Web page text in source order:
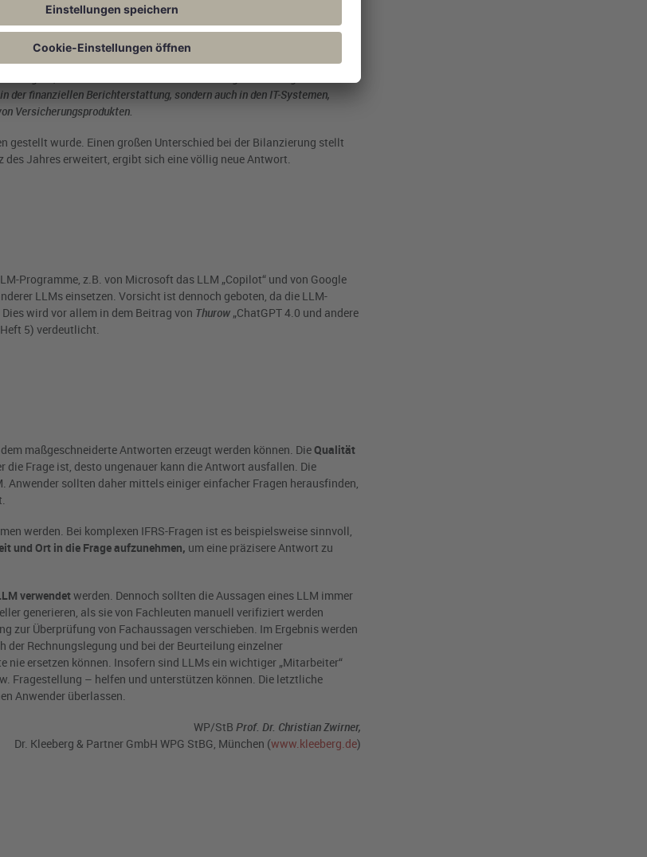
und Transparenz in der Finanzberichterstattung über
die finanzielle Leistung und die Cashflows eines Unternehmens
dar, da sie eine umfassende Überarbeitung der bisherigen
finanziellen Berichterstattung, sondern auch in den IT-Systemen,
Versicherungsprodukten.
gestellt wurde. Einen großen Unterschied bei der Bilanzierung stellt
Jahres erweitert, ergibt sich eine völlig neue Antwort.
Programme, z.B. von Microsoft das LLM „Copilot“ und von Google
LLMs einsetzen. Vorsicht ist dennoch geboten, da die LLM-
wird vor allem in dem Beitrag von Thurow „ChatGPT 4.0 und andere
5) verdeutlicht.
maßgeschneiderte Antworten erzeugt werden können. DieQualität
die Frage ist, desto ungenauer kann die Antwort ausfallen. Die
sollten daher mittels einiger einfacher Fragen herausfinden,
werden. Bei komplexen IFRS-Fragen ist es beispielsweise sinnvoll,
und Ort in die Frage aufzunehmen, um eine präzisere Antwort zu
verwendetwerden. Dennoch sollten die Aussagen eines LLM immer
generieren, als sie von Fachleuten manuell verifiziert werden
zur Überprüfung von Fachaussagen verschieben. Im Ergebnis werden
Rechnungslegung und bei der Beurteilung einzelner
ersetzen können. Insofern sind LLMs ein wichtiger „Mitarbeiter“
Fragestellung – helfen und unterstützen können. Die letztliche
Anwender überlassen.
WP/StB Prof. Dr. Christian Zwirner,
Dr. Kleeberg & Partner GmbH WPG StBG, München (www.kleeberg.de)